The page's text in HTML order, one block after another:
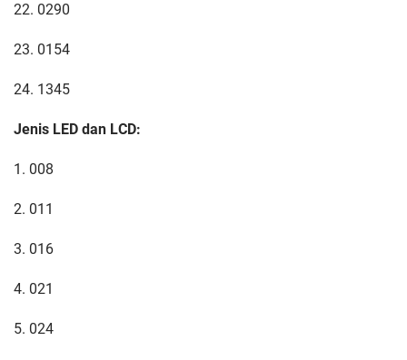
22. 0290
23. 0154
24. 1345
Jenis LED dan LCD:
1. 008
2. 011
3. 016
4. 021
5. 024